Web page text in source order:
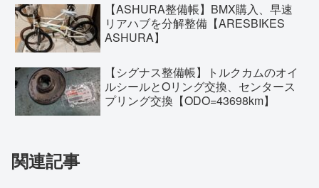
【ASHURA整備帳】BMX購入、早速
リアハブを分解整備【ARESBIKES
ASHURA】
【シグナス整備帳】トルクカムのオイ
ルシールとOリング交換、センタース
プリング交換【ODO=43698km】
関連記事